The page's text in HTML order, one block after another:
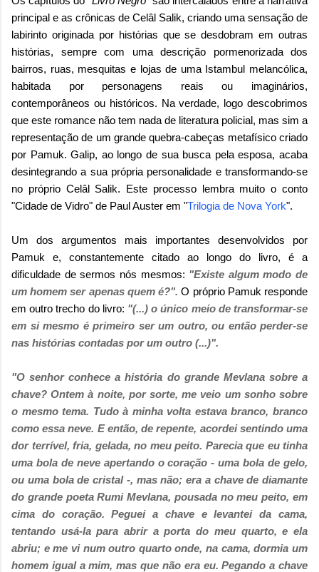
principal e as crônicas de Celâl Salik, criando uma sensação de
labirinto originada por histórias que se desdobram em outras
histórias, sempre com uma descrição pormenorizada dos
bairros, ruas, mesquitas e lojas de uma Istambul melancólica,
habitada por personagens reais ou imaginários,
contemporâneos ou históricos. Na verdade, logo descobrimos
que este romance não tem nada de literatura policial, mas sim a
representação de um grande quebra-cabeças metafísico criado
por Pamuk. Galip, ao longo de sua busca pela esposa, acaba
desintegrando a sua própria personalidade e transformando-se
no próprio Celâl Salik. Este processo lembra muito o conto
"Cidade de Vidro" de Paul Auster em "Trilogia de Nova York".
Um dos argumentos mais importantes desenvolvidos por
Pamuk e, constantemente citado ao longo do livro, é a
dificuldade de sermos nós mesmos: "Existe algum modo de
um homem ser apenas quem é?".O próprio Pamuk responde
em outro trecho do livro: "(...) o único meio de transformar-se
em si mesmo é primeiro ser um outro, ou então perder-se
nas histórias contadas por um outro (...)".
"O senhor conhece a história do grande Mevlana sobre a
chave? Ontem à noite, por sorte, me veio um sonho sobre
o mesmo tema. Tudo à minha volta estava branco, branco
como essa neve. E então, de repente, acordei sentindo uma
dor terrível, fria, gelada, no meu peito. Parecia que eu tinha
uma bola de neve apertando o coração - uma bola de gelo,
ou uma bola de cristal -, mas não; era a chave de diamante
do grande poeta Rumi Mevlana, pousada no meu peito, em
cima do coração. Peguei a chave e levantei da cama,
tentando usá-la para abrir a porta do meu quarto, e ela
abriu; e me vi num outro quarto onde, na cama, dormia um
homem igual a mim, mas que não era eu. Pegando a chave